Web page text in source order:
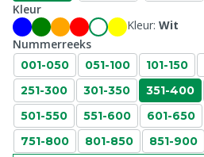
Kleur
Kleur: Wit
Nummerreeks
001-050 051-100 101-150
251-300
301-350 351-400
501-550
551-600 601-650
751-800
801-850 851-900